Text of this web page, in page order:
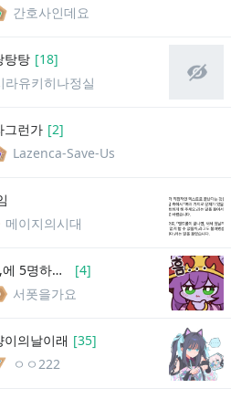
간호사인데요
탕탕 [18]
라유키히나정실
그런가 [2]
Lazenca-Save-Us
메이지의시대
그마챌1 + 아,브4 vs 플,에 5명하면 누가 이길까 [4]
서폿을가요
의날이래 [35]
ㅇㅇ222